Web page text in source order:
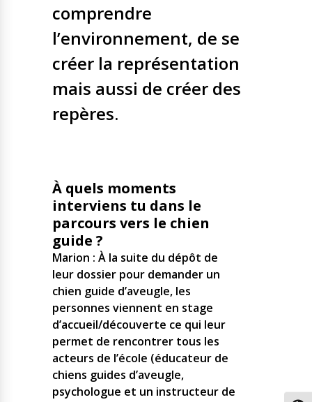
comprendre
l’environnement, de se
créer la représentation
mais aussi de créer des
repères.
À quels moments
interviens tu dans le
parcours vers le chien
guide ?
Marion : À la suite du dépôt de
leur dossier pour demander un
chien guide d’aveugle, les
personnes viennent en stage
d’accueil/découverte ce qui leur
permet de rencontrer tous les
acteurs de l’école (éducateur de
chiens guides d’aveugle,
psychologue et un instructeur de